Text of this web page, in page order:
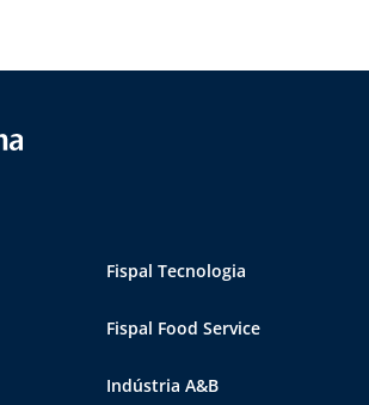
a indústria: O Diretor Comercial […]
Fispal Tecnologia
Fispal Food Service
Indústria A&B